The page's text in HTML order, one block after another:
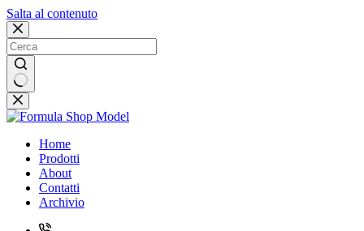
Salta al contenuto
Nessun
risultato
Home
Prodotti
About
Contatti
Archivio